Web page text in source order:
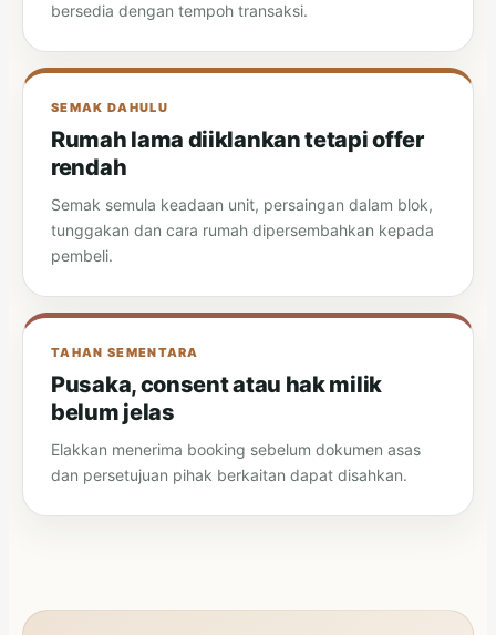
bersedia dengan tempoh transaksi.
SEMAK DAHULU
Rumah lama diiklankan tetapi offer
rendah
Semak semula keadaan unit, persaingan dalam blok,
tunggakan dan cara rumah dipersembahkan kepada
pembeli.
TAHAN SEMENTARA
Pusaka, consent atau hak milik
belum jelas
Elakkan menerima booking sebelum dokumen asas
dan persetujuan pihak berkaitan dapat disahkan.